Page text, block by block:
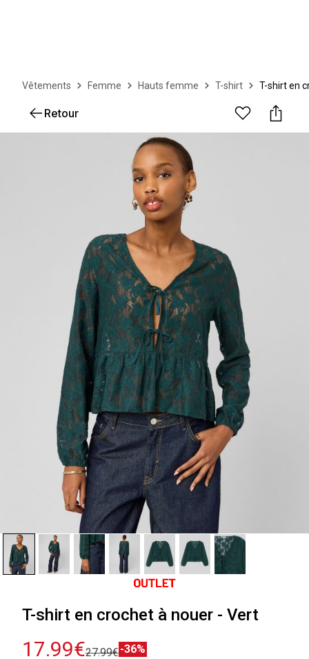
Vêtements Femme Hauts femme T-shirt T-shirt en
Retour
T-shirt en crochet à nouer - Vert
17.99€27.99€-36%